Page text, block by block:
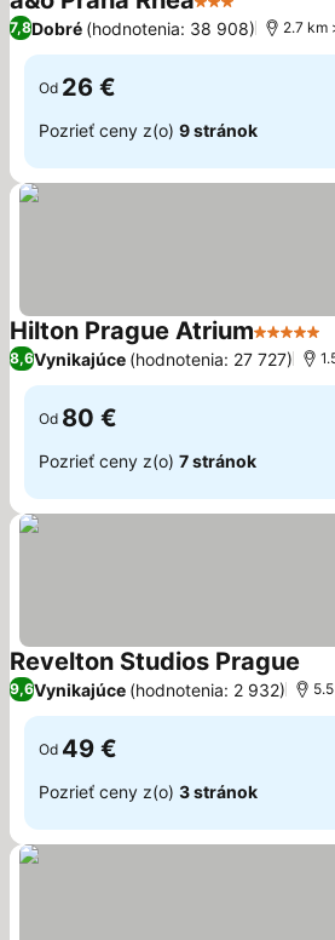
3 PočetZobraziť
7,8Dobré (hodnotenia: 38 908) 2.7 km
Od 26 €
Pozrieť ceny z(o) 9 stránok
Hilton Prague Atrium5 Počet
8,6Vynikajúce (hodnotenia: 27 727)
Od 80 €
Pozrieť ceny z(o) 7 stránok
Revelton Studios Prague
9,6Vynikajúce (hodnotenia: 2 932)
Od 49 €
Pozrieť ceny z(o) 3 stránok